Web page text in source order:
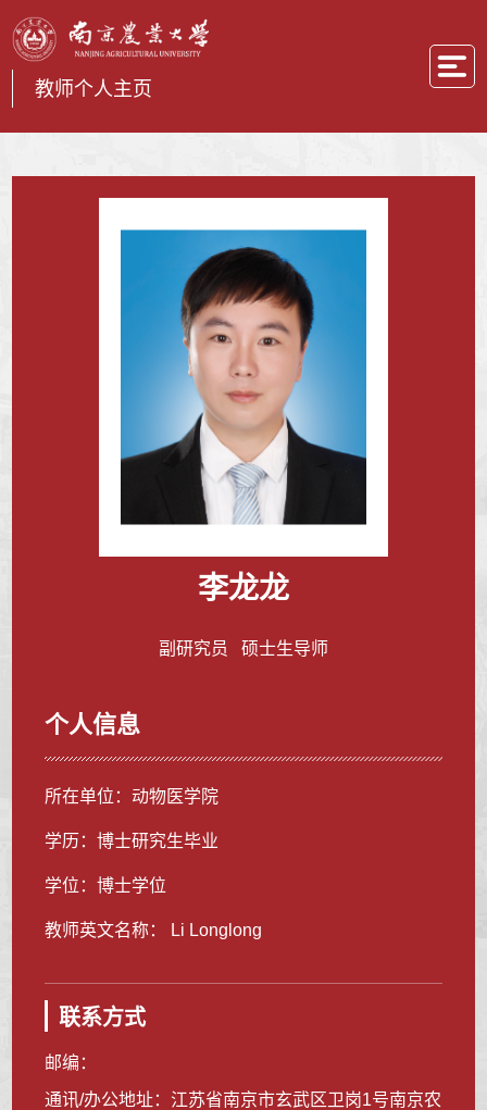
教师个人主页
李龙龙
副研究员 硕士生导师
个人信息
所在单位：动物医学院
学历：博士研究生毕业
学位：博士学位
教师英文名称： Li Longlong
联系方式
邮编：
通讯/办公地址： 江苏省南京市玄武区卫岗1号南京农